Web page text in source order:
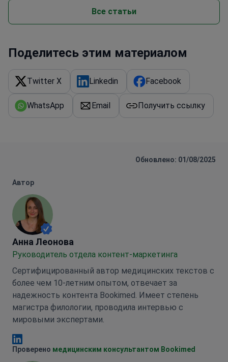
Все статьи
Поделитесь этим материалом
Twitter X Linkedin Facebook
WhatsApp Email Получить ссылку
Обновлено: 01/08/2025
Автор
Анна Леонова
Анна Леонова
Руководитель отдела контент-маркетинга
Сертифицированный автор медицинских текстов с
более чем 10-летним опытом, отвечает за
надежность контента Bookimed. Имеет степень
магистра филологии, проводила интервью с
мировыми экспертами.
Анна Леонова Linkedin
Проверено медицинским консультантом Bookimed